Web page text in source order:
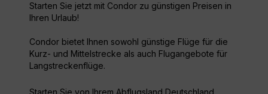
Starten Sie jetzt mit Condor zu günstigen Preisen in
Ihren Urlaub!
Condor bietet Ihnen sowohl günstige Flüge für die
Kurz- und Mittelstrecke als auch Flugangebote für
Langstreckenflüge.